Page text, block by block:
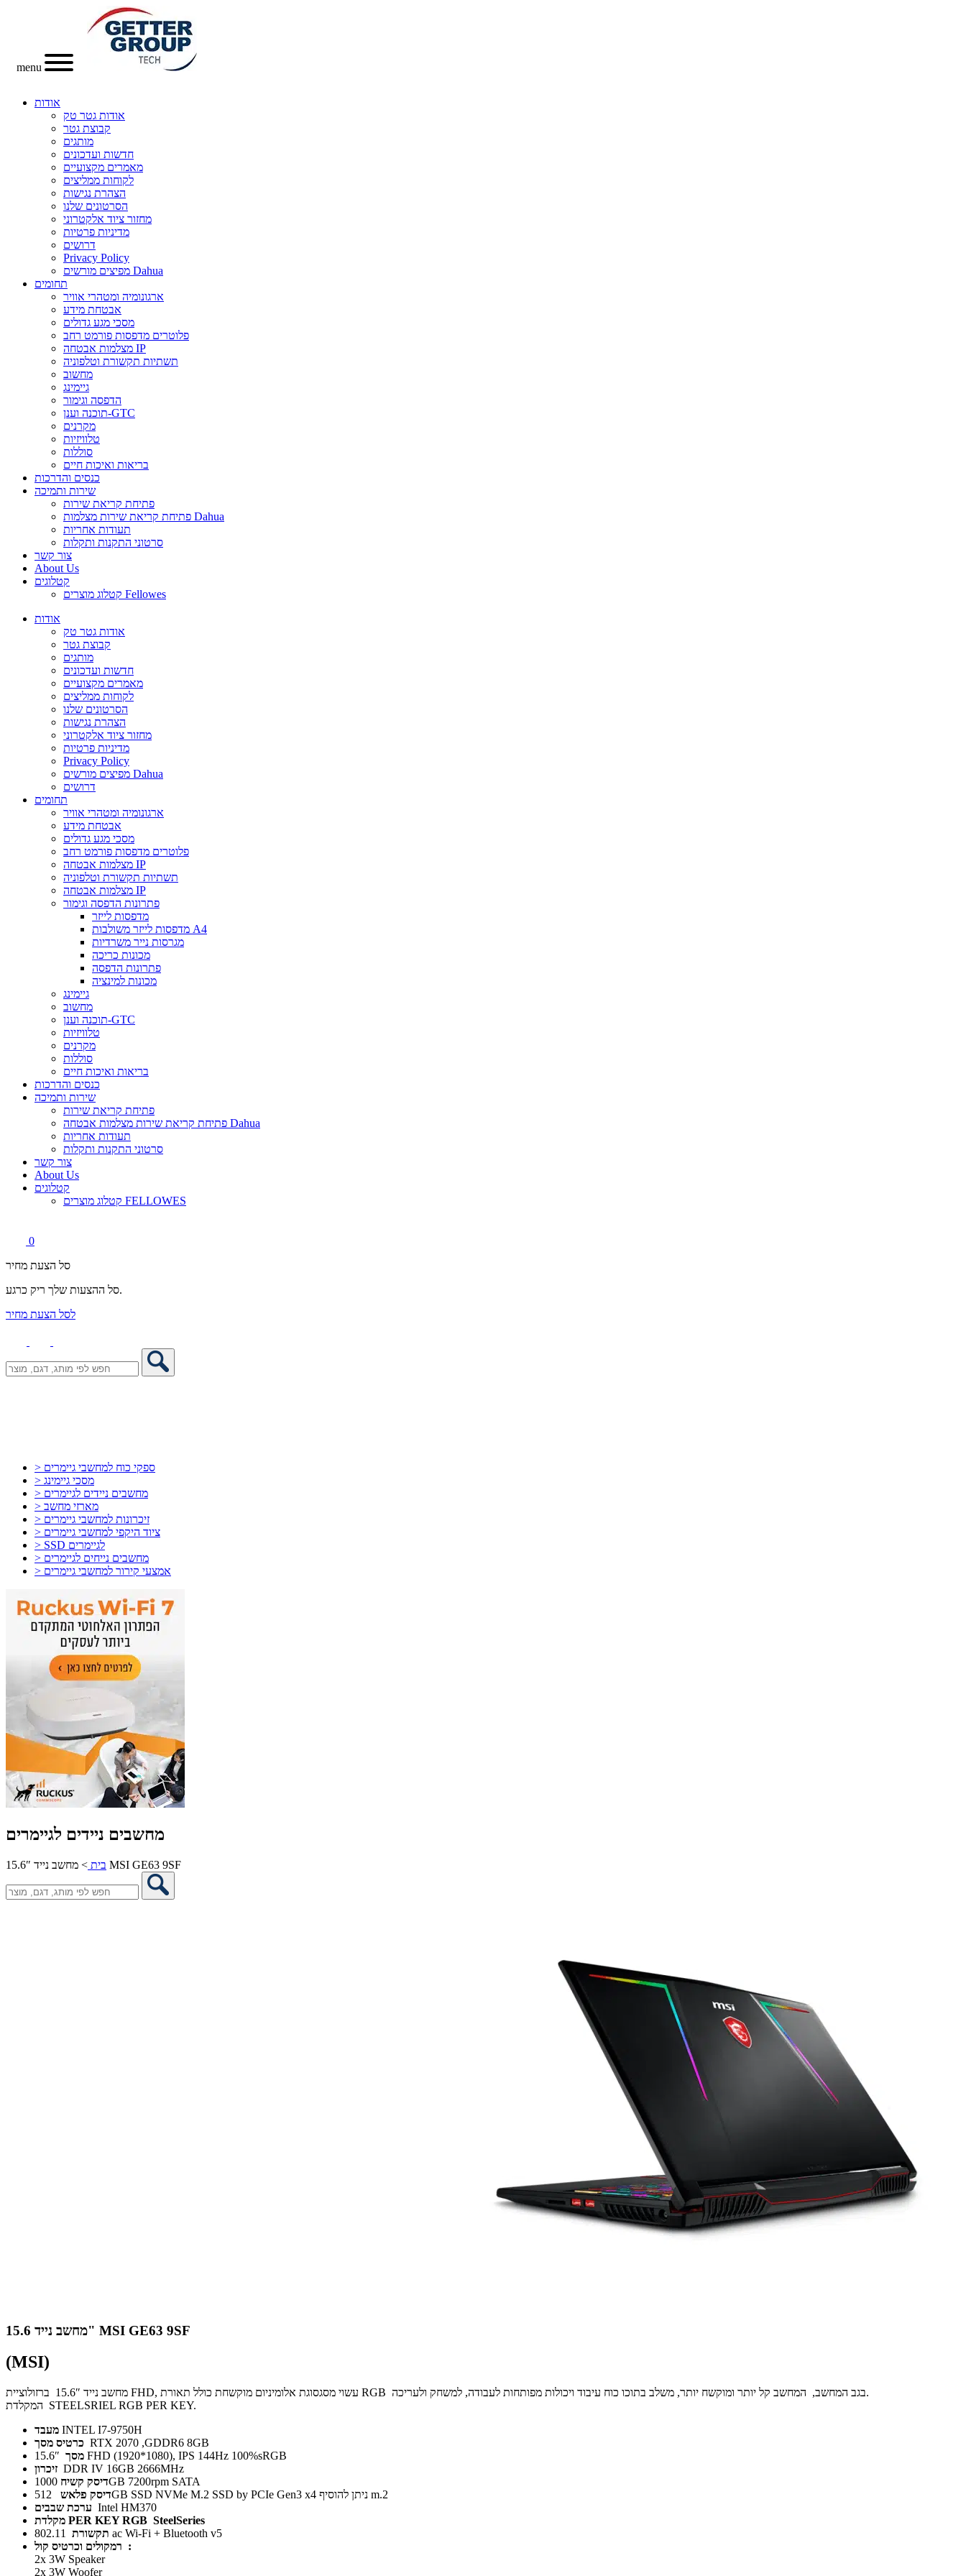
menu
אודות
אודות גטר טק
קבוצת גטר
מותגים
חדשות ועדכונים
מאמרים מקצועיים
לקוחות ממליצים
הצהרת נגישות
הסרטונים שלנו
מחזור ציוד אלקטרוני
מדיניות פרטיות
דרושים
Privacy Policy
מפיצים מורשים Dahua
תחומים
ארגונומיה ומטהרי אוויר
אבטחת מידע
מסכי מגע גדולים
פלוטרים מדפסות פורמט רחב
מצלמות אבטחה IP
תשתיות תקשורת וטלפוניה
מחשוב
גיימינג
הדפסה וגימור
תוכנה וענן-GTC
מקרנים
טלוויזיות
סוללות
בריאות ואיכות חיים
כנסים והדרכות
שירות ותמיכה
פתיחת קריאת שירות
פתיחת קריאת שירות מצלמות Dahua
תעודות אחריות
סרטוני התקנות ותקלות
צור קשר
About Us
קטלוגים
קטלוג מוצרים Fellowes
אודות
אודות גטר טק
קבוצת גטר
מותגים
חדשות ועדכונים
מאמרים מקצועיים
לקוחות ממליצים
הסרטונים שלנו
הצהרת נגישות
מחזור ציוד אלקטרוני
מדיניות פרטיות
Privacy Policy
מפיצים מורשים Dahua
דרושים
תחומים
ארגונומיה ומטהרי אוויר
אבטחת מידע
מסכי מגע גדולים
פלוטרים מדפסות פורמט רחב
מצלמות אבטחה IP
תשתיות תקשורת וטלפוניה
מצלמות אבטחה IP
פתרונות הדפסה וגימור
מדפסות לייזר
מדפסות לייזר משולבות A4
מגרסות נייר משרדיות
מכונות כריכה
פתרונות הדפסה
מכונות למינציה
גיימינג
מחשוב
תוכנה וענן-GTC
טלוויזיות
מקרנים
סוללות
בריאות ואיכות חיים
כנסים והדרכות
שירות ותמיכה
פתיחת קריאת שירות
פתיחת קריאת שירות מצלמות אבטחה Dahua
תעודות אחריות
סרטוני התקנות ותקלות
צור קשר
About Us
קטלוגים
קטלוג מוצרים FELLOWES
0
סל הצעת מחיר
סל ההצעות שלך ריק כרגע.
לסל הצעת מחיר
> ספקי כוח למחשבי גיימרים
> מסכי גיימינג
> מחשבים ניידים לגיימרים
> מארזי מחשב
> זיכרונות למחשבי גיימרים
> ציוד היקפי למחשבי גיימרים
> SSD לגיימרים
> מחשבים נייחים לגיימרים
> אמצעי קירור למחשבי גיימרים
מחשבים ניידים לגיימרים
בית > מחשב נייד 15.6″ MSI GE63 9SF
מחשב נייד 15.6" MSI GE63 9SF
(MSI)
מחשב נייד 15.6″ ברזולוציית FHD, עשוי מסגסוגת אלומיניום מוקשחת כולל תאורת RGB בגב המחשב, המחשב קל יותר ומוקשח יותר, משלב בתוכו כוח עיבוד ויכולות מפותחות לעבודה, למשחק ולעריכה.
המקלדת STEELSRIEL RGB PER KEY.
מעבד INTEL I7-9750H
RTX 2070 ,GDDR6 8GB
מסך 15.6″ FHD (1920*1080), IPS 144Hz 100%sRGB
זיכרון DDR IV 16GB 2666MHz
דיסק קשיח
1000GB 7200rpm SATA
דיסק פלאש
512GB SSD NVMe M.2 SSD by PCIe Gen3 x4 ניתן להוסיף m.2
ערכת שבבים
Intel HM370
מקלדת PER KEY RGB SteelSeries
תקשורת 802.11 ac Wi-Fi + Bluetooth v5
רמקולים וכרטיס קול :
2x 3W Speaker
2x 3W Woofer